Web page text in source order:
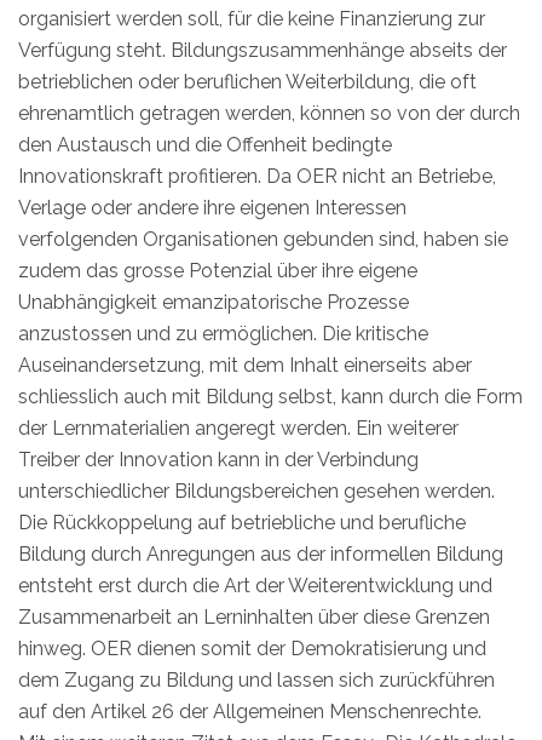
organisiert werden soll, für die keine Finanzierung zur
Verfügung steht. Bildungszusammenhänge abseits der
betrieblichen oder beruflichen Weiterbildung, die oft
ehrenamtlich getragen werden, können so von der durch
den Austausch und die Offenheit bedingte
Innovationskraft profitieren. Da OER nicht an Betriebe,
Verlage oder andere ihre eigenen Interessen
verfolgenden Organisationen gebunden sind, haben sie
zudem das grosse Potenzial über ihre eigene
Unabhängigkeit emanzipatorische Prozesse
anzustossen und zu ermöglichen. Die kritische
Auseinandersetzung, mit dem Inhalt einerseits aber
schliesslich auch mit Bildung selbst, kann durch die Form
der Lernmaterialien angeregt werden. Ein weiterer
Treiber der Innovation kann in der Verbindung
unterschiedlicher Bildungsbereichen gesehen werden.
Die Rückkoppelung auf betriebliche und berufliche
Bildung durch Anregungen aus der informellen Bildung
entsteht erst durch die Art der Weiterentwicklung und
Zusammenarbeit an Lerninhalten über diese Grenzen
hinweg. OER dienen somit der Demokratisierung und
dem Zugang zu Bildung und lassen sich zurückführen
auf den Artikel 26 der Allgemeinen Menschenrechte.